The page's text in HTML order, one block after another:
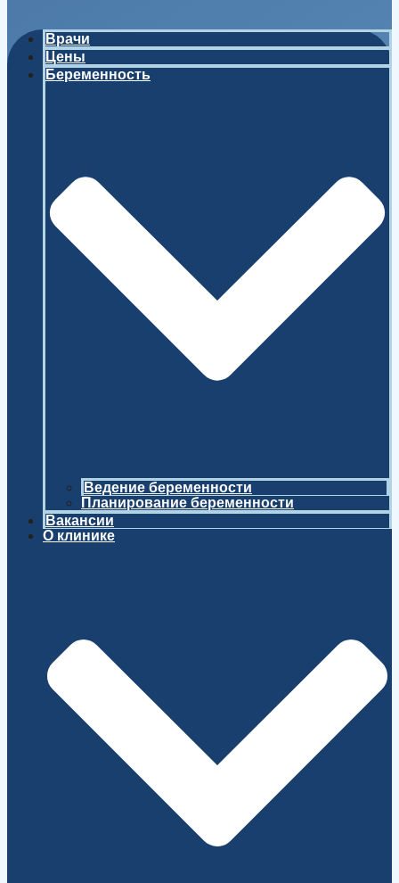
Врачи
Цены
Беременность
Ведение беременности
Планирование беременности
Вакансии
О клинике